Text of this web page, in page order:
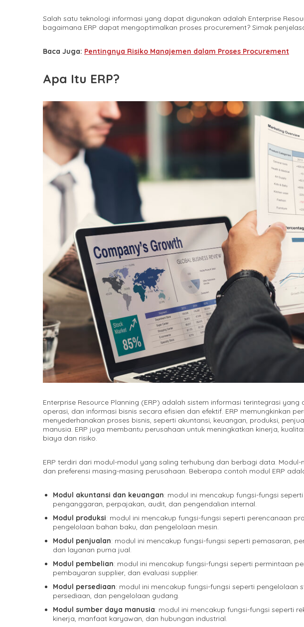
Salah satu teknologi informasi yang dapat digunakan adalah Enterprise
bagaimana ERP dapat mengoptimalkan proses procurement? Simak
Baca Juga: Pentingnya Risiko Manajemen dalam Proses Procurement
Apa Itu ERP?
Enterprise Resource Planning (ERP) adalah sistem informasi terintegrasi
operasi, dan informasi bisnis secara efisien dan efektif. ERP memungkinkan
menyederhanakan proses bisnis, seperti akuntansi, keuangan, produksi,
manusia. ERP juga membantu perusahaan untuk meningkatkan kinerja,
biaya dan risiko.
ERP terdiri dari modul-modul yang saling terhubung dan berbagi data.
dan preferensi masing-masing perusahaan. Beberapa contoh modul ERP
Modul akuntansi dan keuangan: modul ini mencakup fungsi-fungsi
penganggaran, perpajakan, audit, dan pengendalian internal.
Modul produksi: modul ini mencakup fungsi-fungsi seperti perencanaan
pengelolaan bahan baku, dan pengelolaan mesin.
Modul penjualan: modul ini mencakup fungsi-fungsi seperti pemasaran,
dan layanan purna jual.
Modul pembelian: modul ini mencakup fungsi-fungsi seperti permintaan
pembayaran supplier, dan evaluasi supplier.
Modul persediaan: modul ini mencakup fungsi-fungsi seperti pengelolaan
persediaan, dan pengelolaan gudang.
Modul sumber daya manusia: modul ini mencakup fungsi-fungsi seperti
kinerja, manfaat karyawan, dan hubungan industrial.